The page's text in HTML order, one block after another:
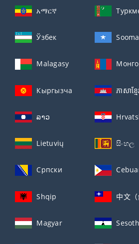
አማርኛ
Ўзбек
Malagasy
Кыргызча ភាសាខ្មែ
ລາວ
Lietuvių සිංහල
Српски
Shqip 中文（
Magyar